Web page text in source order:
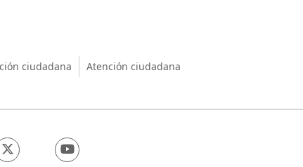
ciudadana Atención ciudadana